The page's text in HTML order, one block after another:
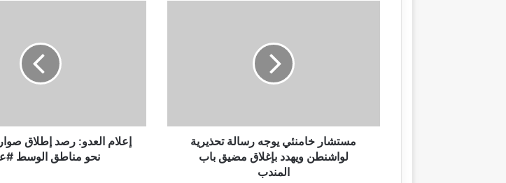
م
مستشار خامنئي يوجه رسالة تحذيرية
لواشنطن ويهدد بإغلاق مضيق باب
المندب
د
إعلام العدو: رصد إطلاق
نحو مناطق الوسط